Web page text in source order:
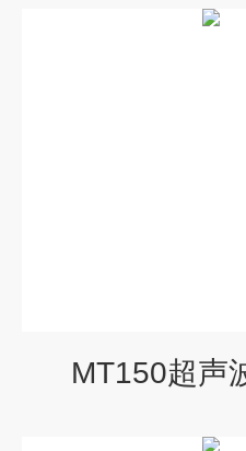
MT150超声